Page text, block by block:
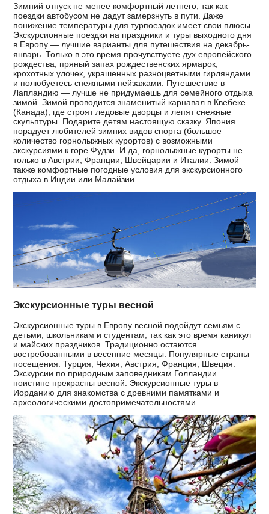
Зимний отпуск не менее комфортный летнего, так как
поездки автобусом не дадут замерзнуть в пути. Даже
понижение температуры для турпоездок имеет свои плюсы.
Экскурсионные поездки на праздники и туры выходного дня
в Европу — лучшие варианты для путешествия на декабрь-
январь. Только в это время прочувствуете дух европейского
рождества, пряный запах рождественских ярмарок,
крохотных улочек, украшенных разноцветными гирляндами
и полюбуетесь снежными пейзажами. Путешествие в
Лапландию — лучше не придумаешь для семейного отдыха
зимой. Зимой проводится знаменитый карнавал в Квебеке
(Канада), где строят ледовые дворцы и лепят снежные
скульптуры. Подарите детям настоящую сказку. Япония
порадует любителей зимних видов спорта (большое
количество горнолыжных курортов) с возможными
экскурсиями к горе Фудзи. И да, горнолыжные курорты не
только в Австрии, Франции, Швейцарии и Италии. Зимой
также комфортные погодные условия для экскурсионного
отдыха в Индии или Малайзии.
Экскурсионные туры весной
Экскурсионные туры в Европу весной подойдут семьям с
детьми, школьникам и студентам, так как это время каникул
и майских праздников. Традиционно остаются
востребованными в весенние месяцы. Популярные страны
посещения: Турция, Чехия, Австрия, Франция, Швеция.
Экскурсии по природным заповедникам Голландии
поистине прекрасны весной. Экскурсионные туры в
Иорданию для знакомства с древними памятками и
археологическими достопримечательностями.